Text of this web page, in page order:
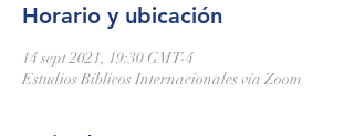
Horario y ubicación
14 sept 2021, 19:30 GMT-4
Estudios Bíblicos Internacionales vía Zoom